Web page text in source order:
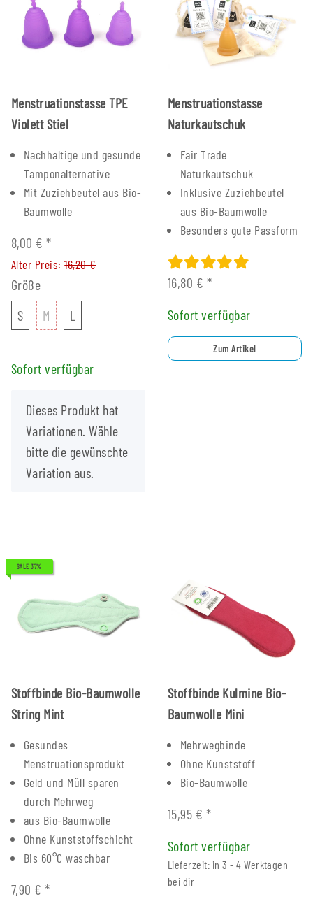
Menstruationstasse TPE
Violett Stiel
Nachhaltige und gesunde
Tamponalternative
Mit Zuziehbeutel aus Bio-
Baumwolle
8,00 €*
Alter Preis:16,20 €
Größe
SS M M L
Sofort verfügbar
x
Dieses Produkt hat
Variationen. Wähle
bitte die gewünschte
Variation aus.
Menstruationstasse
Naturkautschuk
Fair Trade
Naturkautschuk
Inklusive Zuziehbeutel
aus Bio-Baumwolle
Besonders gute Passform
16,80 € *
Sofort verfügbar
Zum Artikel
SALE 37%
Stoffbinde Bio-Baumwolle
String Mint
Gesundes
Menstruationsprodukt
Geld und Müll sparen
durch Mehrweg
aus Bio-Baumwolle
Ohne Kunststoffschicht
Bis 60°C waschbar
7,90 €*
Stoffbinde Kulmine Bio-
Baumwolle Mini
Mehrwegbinde
Ohne Kunststoff
Bio-Baumwolle
15,95 € *
Sofort verfügbar
Lieferzeit: in 3 - 4 Werktagen
bei dir